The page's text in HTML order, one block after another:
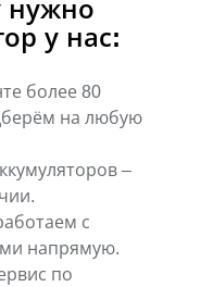
нужно
у нас:
более 80
на любую
–
с
напрямую.
по